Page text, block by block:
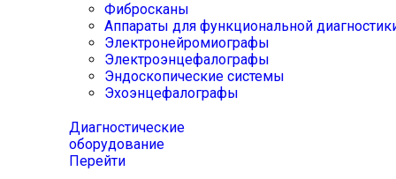
Фибросканы
Аппараты для функциональной
Электронейромиографы
Электроэнцефалографы
Эндоскопические системы
Эхоэнцефалографы
Диагностические
оборудование
Перейти